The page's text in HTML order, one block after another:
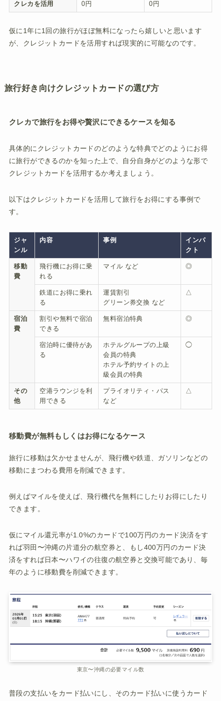
クレカを活用 0円 0円
仮に1年に1回の旅行がほぼ無料になったら嬉しいと思います
が、クレジットカードを活用すれば現実的に可能なのです。
旅行好き向けクレジットカードの選び方
クレカで旅行をお得や贅沢にできるケースを知る
具体的にクレジットカードのどのような特典でどのようにお得
に旅行ができるのかを知った上で、自分自身がどのような形で
クレジットカードを活用するか考えましょう。
以下はクレジットカードを活用して旅行をお得にする事例で
す。
ジャ
ンル
内容 事例
インパ
クト
移動
費
飛行機にお得に乗
れる
マイル など ◎
鉄道にお得に乗れ
る
運賃割引
グリーン券交換 など
△
宿泊
費
割引や無料で宿泊
できる
無料宿泊特典 ◎
宿泊時に優待があ
る
ホテルグループの上級
会員の特典
ホテル予約サイトの上
級会員の特典
◯
その
他
空港ラウンジを利
用できる
プライオリティ・パス
など
△
移動費が無料もしくはお得になるケース
旅行に移動は欠かせませんが、飛行機や鉄道、ガソリンなどの
移動にまつわる費用を削減できます。
例えばマイルを使えば、飛行機代を無料にしたりお得にしたり
できます。
仮にマイル還元率が1.0%のカードで100万円のカード決済をす
れば羽田〜沖縄の片道分の航空券と、もし400万円のカード決
済をすれば日本〜ハワイの往復の航空券と交換可能であり、毎
年のように移動費を削減できます。
東京〜沖縄の必要マイル数
普段の支払いをカード払いにし、そのカード払いに使うカード